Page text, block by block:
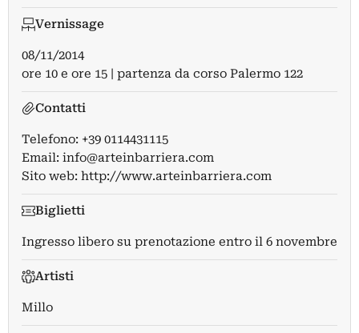
Vernissage
08/11/2014
ore 10 e ore 15 | partenza da corso Palermo 122
Contatti
Telefono: +39 0114431115
Email: info@arteinbarriera.com
Sito web: http://www.arteinbarriera.com
Biglietti
Ingresso libero su prenotazione entro il 6 novembre
Artisti
Millo